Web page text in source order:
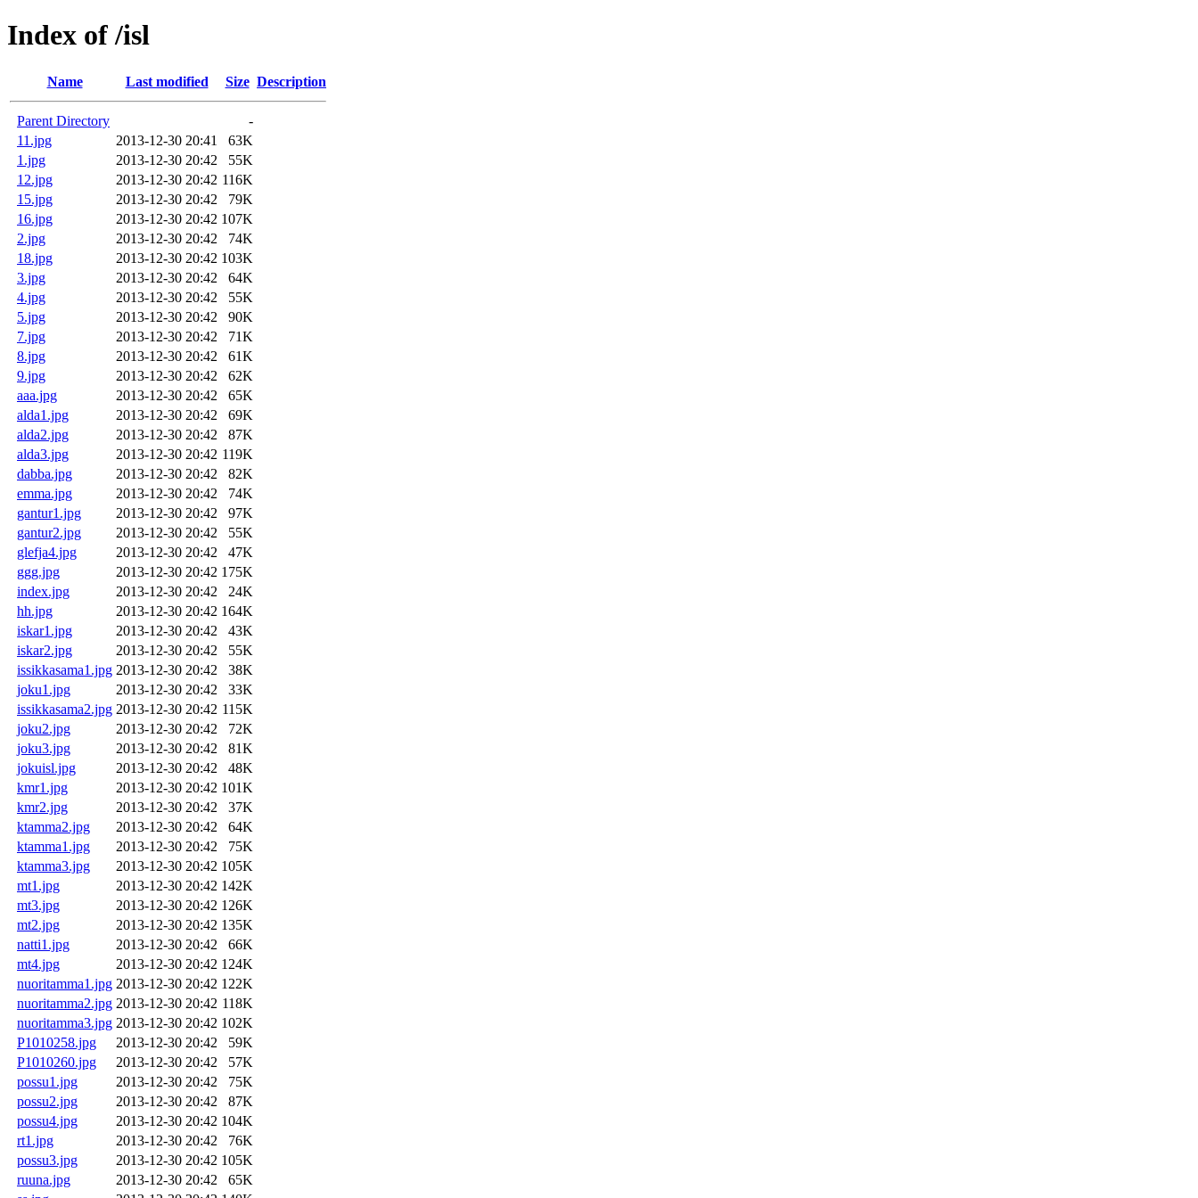
Index of /isl
Name Last modified Size Description
Parent Directory
-
11.jpg
2013-12-30 20:41
63K
1.jpg
2013-12-30 20:42
55K
12.jpg
2013-12-30 20:42 116K
15.jpg
2013-12-30 20:42
79K
16.jpg
2013-12-30 20:42 107K
2.jpg
2013-12-30 20:42
74K
18.jpg
2013-12-30 20:42 103K
3.jpg
2013-12-30 20:42
64K
4.jpg
2013-12-30 20:42
55K
5.jpg
2013-12-30 20:42
90K
7.jpg
2013-12-30 20:42
71K
8.jpg
2013-12-30 20:42
61K
9.jpg
2013-12-30 20:42
62K
aaa.jpg
2013-12-30 20:42
65K
alda1.jpg
2013-12-30 20:42
69K
alda2.jpg
2013-12-30 20:42
87K
alda3.jpg
2013-12-30 20:42 119K
dabba.jpg
2013-12-30 20:42
82K
emma.jpg
2013-12-30 20:42
74K
gantur1.jpg
2013-12-30 20:42
97K
gantur2.jpg
2013-12-30 20:42
55K
glefja4.jpg
2013-12-30 20:42
47K
ggg.jpg
2013-12-30 20:42 175K
index.jpg
2013-12-30 20:42
24K
hh.jpg
2013-12-30 20:42 164K
iskar1.jpg
2013-12-30 20:42
43K
iskar2.jpg
2013-12-30 20:42
55K
issikkasama1.jpg 2013-12-30 20:42
38K
joku1.jpg
2013-12-30 20:42
33K
issikkasama2.jpg 2013-12-30 20:42 115K
joku2.jpg
2013-12-30 20:42
72K
joku3.jpg
2013-12-30 20:42
81K
jokuisl.jpg
2013-12-30 20:42
48K
kmr1.jpg
2013-12-30 20:42 101K
kmr2.jpg
2013-12-30 20:42
37K
ktamma2.jpg
2013-12-30 20:42
64K
ktamma1.jpg
2013-12-30 20:42
75K
ktamma3.jpg
2013-12-30 20:42 105K
mt1.jpg
2013-12-30 20:42 142K
mt3.jpg
2013-12-30 20:42 126K
mt2.jpg
2013-12-30 20:42 135K
natti1.jpg
2013-12-30 20:42
66K
mt4.jpg
2013-12-30 20:42 124K
nuoritamma1.jpg 2013-12-30 20:42 122K
nuoritamma2.jpg 2013-12-30 20:42 118K
nuoritamma3.jpg 2013-12-30 20:42 102K
P1010258.jpg
2013-12-30 20:42
59K
P1010260.jpg
2013-12-30 20:42
57K
possu1.jpg
2013-12-30 20:42
75K
possu2.jpg
2013-12-30 20:42
87K
possu4.jpg
2013-12-30 20:42 104K
rt1.jpg
2013-12-30 20:42
76K
possu3.jpg
2013-12-30 20:42 105K
ruuna.jpg
2013-12-30 20:42
65K